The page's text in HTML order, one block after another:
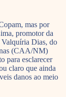
mas por
promotor da
Dias, do
(CAA/NM)
para esclarecer
claro que ainda
danos ao meio